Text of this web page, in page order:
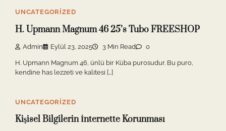
UNCATEGORIZED
H. Upmann Magnum 46 25’s Tubo FREESHOP
Admin Eylül 23, 2025 3 Min Read 0
H. Upmann Magnum 46, ünlü bir Küba purosudur. Bu puro,
kendine has lezzeti ve kalitesi […]
UNCATEGORIZED
Kişisel Bilgilerin İnternette Korunması